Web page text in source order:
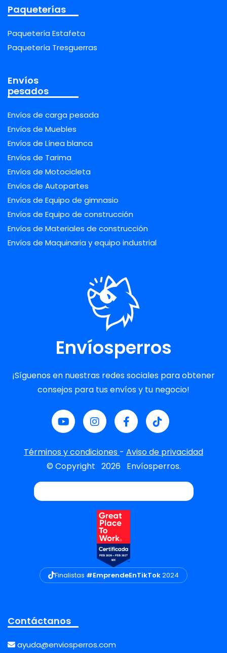
Paqueterías
Paquetería Estafeta
Paquetería Tresguerras
Envíos
pesados
Envíos de carga pesada
Envíos de Muebles
Envíos de Línea blanca
Envíos de Tarima
Envíos de Motocicleta
Envíos de Autopartes
Envíos de Equipo de gimnasio
Envíos de Equipo de construcción
Envíos de Materiales de construcción
Envíos de Maquinaria y equipo industrial
Envíosperros
¡Síguenos en nuestras redes sociales para obtener
consejos para tus envíos y tu negocio!
Términos y condiciones - Aviso de privacidad
© Copyright 2026 Envíosperros.
Finalistas #EmprendeEnTikTok2024
Contáctanos
ayuda@enviosperros.com